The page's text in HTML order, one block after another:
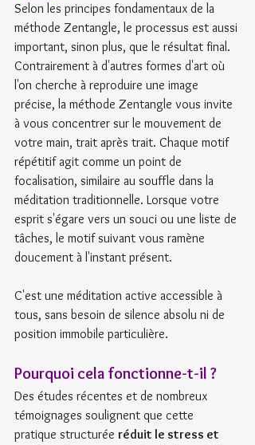
Selon les principes fondamentaux de la
méthode Zentangle, le processus est aussi
important, sinon plus, que le résultat final.
Contrairement à d'autres formes d'art où
l'on cherche à reproduire une image
précise, la méthode Zentangle vous invite
à vous concentrer sur le mouvement de
votre main, trait après trait. Chaque motif
répétitif agit comme un point de
focalisation, similaire au souffle dans la
méditation traditionnelle. Lorsque votre
esprit s'égare vers un souci ou une liste de
tâches, le motif suivant vous ramène
doucement à l'instant présent.
C'est une méditation active accessible à
tous, sans besoin de silence absolu ni de
position immobile particulière.
Pourquoi cela fonctionne-t-il ?
Des études récentes et de nombreux
témoignages soulignent que cette
pratique structurée réduit le stress et